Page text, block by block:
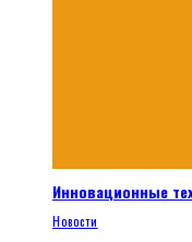
Инновационные
Новости